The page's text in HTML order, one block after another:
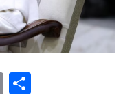
Email